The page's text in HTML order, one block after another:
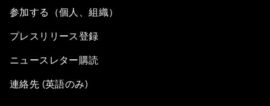
参加する（個人、組織）
プレスリリース登録
ニュースレター購読
連絡先 (英語のみ)